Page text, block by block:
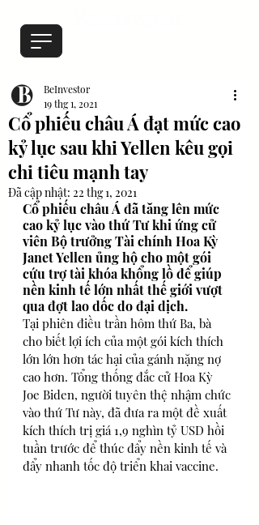
Cổ phiếu châu Á đạt mức cao
kỷ lục sau khi Yellen kêu gọi
chi tiêu mạnh tay
BeInvestor
19 thg 1, 2021
Đã cập nhật: 22 thg 1, 2021
Cổ phiếu châu Á đã tăng lên mức
cao kỷ lục vào thứ Tư khi ứng cử
viên Bộ trưởng Tài chính Hoa Kỳ
Janet Yellen ủng hộ cho một gói
cứu trợ tài khóa khổng lồ để giúp
nền kinh tế lớn nhất thế giới vượt
qua đợt lao dốc do đại dịch.
Tại phiên điều trần hôm thứ Ba, bà
cho biết lợi ích của một gói kích thích
lớn lớn hơn tác hại của gánh nặng nợ
cao hơn. Tổng thống đắc cử Hoa Kỳ
Joe Biden, người tuyên thệ nhậm chức
vào thứ Tư này, đã đưa ra một đề xuất
kích thích trị giá 1,9 nghìn tỷ USD hồi
tuần trước để thúc đẩy nền kinh tế và
đẩy nhanh tốc độ triển khai vaccine.